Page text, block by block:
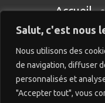
Salut, c'est nous
Nous utilisons des
de navigation, diffuser
personnalisés et
"Accepter tout", vous
Accueil